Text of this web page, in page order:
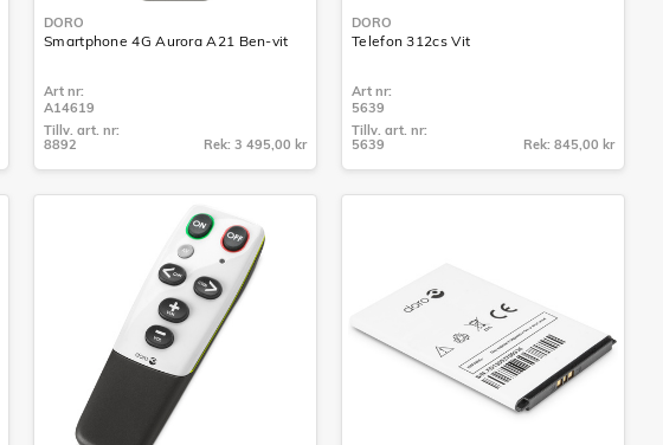
DORO
Smartphone 4G Aurora A21 Ben-vit
Art nr:
A14619
8892
Tillv. art. nr:
8892
Rek: 3 495,00 kr
DORO
Telefon 312cs Vit
Art nr:
5639
5639
Tillv. art. nr:
5639
Rek: 845,00 kr